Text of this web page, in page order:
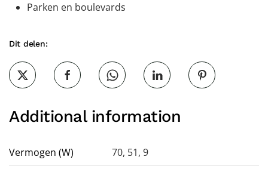
Parken en boulevards
Dit delen:
Additional information
Vermogen (W) 70, 51, 9